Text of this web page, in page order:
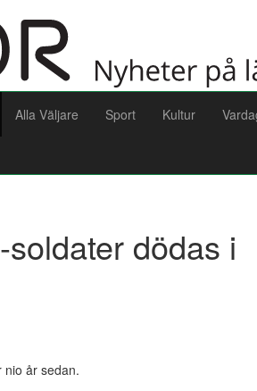
Alla Väljare Sport Kultur
dödas i
nio år sedan.